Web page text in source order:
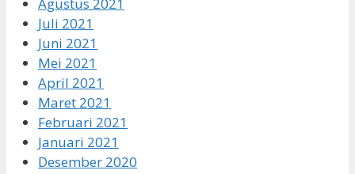
Juli 2021
Juni 2021
Mei 2021
April 2021
Maret 2021
Februari 2021
Januari 2021
Desember 2020